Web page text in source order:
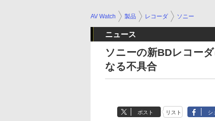
AV Watch 製品 レコーダ ソニー
ニュース
ソニーの新BDレコー
なる不具合
ポスト リスト シ